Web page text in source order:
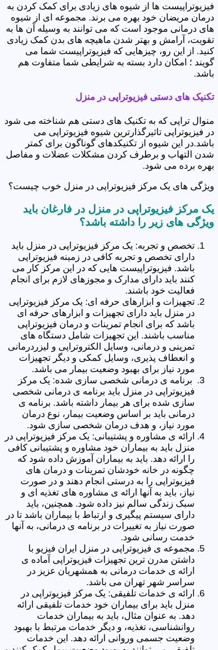
فیزیوتراپیست ها از شیوه های زیادی برای کمک کردن به
درمان مریضان خود بهره می برند. مجموعه ای از شیوه
های درمانی موجود است که می توانند به وسیله آن ها به
تقویت، آرامش و بهتر شدن ماهیچه های بدن کمک زیادی
کنید. از این رو، چیزهایی که فیزیوتراپیست شما می
گویند ؛ امکان دارد بسته به شرایطی شما متفاوت هم
باشد.
تکنیک های دستی فیزیوتراپی در منزل
منوال تراپی که به تکنیک های دستی هم شناخته می شود
در فیزیوتراپی تاثیرگذارترین شیوه فیزیوتراپی می
باشد.در این شیوه از تکنیکدهای گوناگون برای کمتر
شدن التهاب و برطرف کردن مشکلات عضلات و مفاصل
بهره برده می شود.
ویژگی های یک مرکز فیزیوتراپی در منزل خوب چیست؟
یک مرکز فیزیوتراپی در منزل در فارغان باید
ویژگی های زیر را داشته باشد؟
تخصص و تجربه: یک مرکز فیزیوتراپی در منزل باید
دارای تخصص و تجربه کافی در زمینه فیزیوتراپی
باشد. فیزیوتراپیست هایی که در این مرکز کار می
کنند باید دارای مدارک و مجوزهای لازم برای انجام
فعالیت خود باشند.
تجهیزات و ابزارهای حرفه ای: یک مرکز فیزیوتراپی
در منزل باید دارای تجهیزات و ابزارهای حرفه ای
باشد که برای انجام تمرینات و درمان فیزیوتراپی
مناسب باشند. این تجهیزات شامل دستگاه های
تمرینی و درمانی، وسایل الکتروتراپی و لیزردرمانی
و انعطاف پذیری، وسایل کمکی و دیگر تجهیزات
مورد نیاز برای بهبود وضعیت بیمار می باشد.
برنامه ی درمانی شخصی سازی شده: یک مرکز
فیزیوتراپی در منزل باید برنامه ی درمانی شخصی
سازی شده برای هر بیمار داشته باشد. برنامه ی
درمانی باید بر اساس وضعیت بیمار، نوع درمان
مورد نیاز، و هدف درمان شخصی سازی شود.
ارائه ی مشاوره و پشتیبانی: یک مرکز فیزیوتراپی در
منزل باید به بیماران خود مشاوره و پشتیبانی کافی
را ارائه دهد. باید به بیماران آموزش داده شود که
چگونه در خانه خودشان تمرینات و درمان های
فیزیوتراپی را به درستی انجام دهند و در صورت
نیاز، باید به آنها ارائه ی مشاوره های تغذیه ای و
سبک زندگی سالم نیز داده شود. همچنین، باید
دارای سیستم پیگیری و ارتباط با بیماران باشد تا در
صورت نیاز به تغییرات در برنامه ی درمانی، به آنها
خدمت رسانی شود.
مجموعه ی فیزیوتراپی در منزل ایران فیزیو با
داشتن مدرن ترین تجهیزات فیزیوتراپی آماده ی
ارائه ی خدمات درمانی به همشهریان عزیز در
سراسر شهر تهران می باشد.
ارائه ی خدمات تلفیقی: یک مرکز فیزیوتراپی در
منزل باید برای بیماران خود خدمات تلفیقی ارائه
دهد. به عنوان مثال، باید به بیماران خدمات
روانشناسی، تغذیه، و دیگر خدمات مرتبط با بهبود
وضعیت جسمی وروانی ارائه دهد. این خدمات